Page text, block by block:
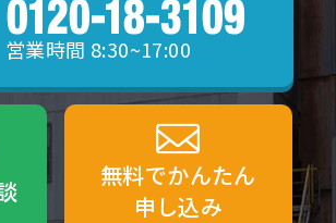
営業時間 8:30~17:00
無料でかんたん
申し込み